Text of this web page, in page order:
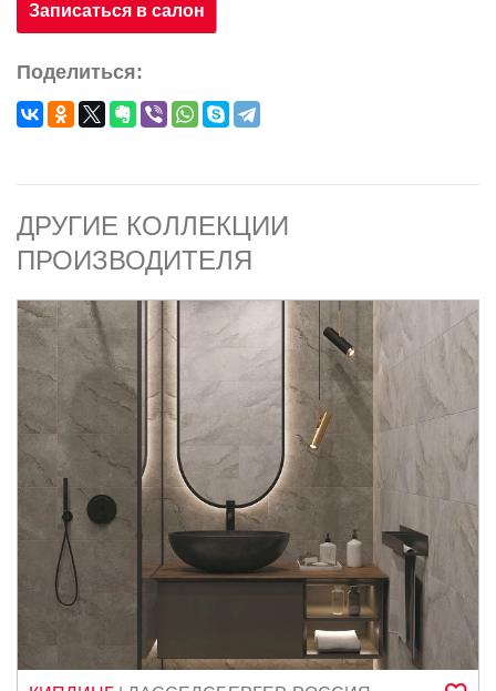
Записаться в салон
Поделиться:
ДРУГИЕ КОЛЛЕКЦИИ
ПРОИЗВОДИТЕЛЯ